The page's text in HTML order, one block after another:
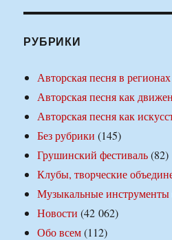
РУБРИКИ
Авторская песня в регионах
Авторская песня как
Авторская песня как
Без рубрики (145)
Грушинский фестиваль(82)
Клубы, творческие
Музыкальные инструменты
Новости (42 062)
Обо всем(112)